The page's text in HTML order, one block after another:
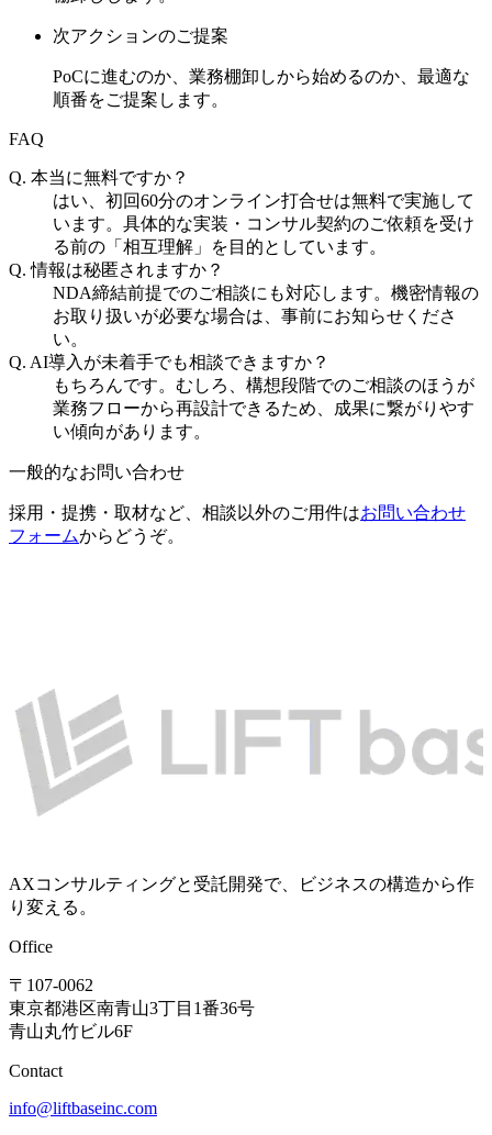
次アクションのご提案
PoCに進むのか、業務棚卸しから始めるのか、最適な
順番をご提案します。
FAQ
Q. 本当に無料ですか？
はい、初回60分のオンライン打合せは無料で実施して
います。具体的な実装・コンサル契約のご依頼を受け
る前の「相互理解」を目的としています。
Q.情報は秘匿されますか？
NDA締結前提でのご相談にも対応します。機密情報の
お取り扱いが必要な場合は、事前にお知らせくださ
い。
Q. AI導入が未着手でも相談できますか？
もちろんです。むしろ、構想段階でのご相談のほうが
業務フローから再設計できるため、成果に繋がりやす
い傾向があります。
一般的なお問い合わせ
採用・提携・取材など、相談以外のご用件はお問い合わせ
フォームからどうぞ。
AXコンサルティングと受託開発で、ビジネスの構造から作
り変える。
Office
〒107-0062
東京都港区南青山3丁目1番36号
青山丸竹ビル6F
Contact
info@liftbaseinc.com